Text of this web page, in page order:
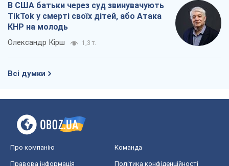
В США батьки через суд звинувачують
TikTok у смерті своїх дітей, або Атака
КНР на молодь
Олександр Кірш 1,3 т.
Всі думки
Про компанію Команда
Правова інформація Політика конфіденційності